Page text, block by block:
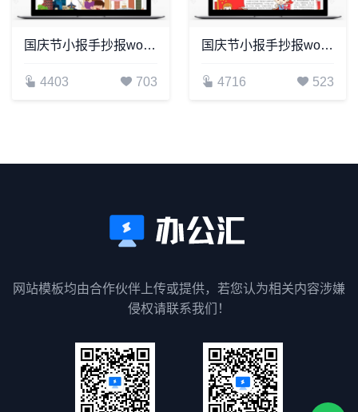
国庆节小报手抄报word模板(20)
4403 703
国庆节小报手抄报word模板(15)
4716 523
网站模板均由合作伙伴上传或提供，若您认为相关内容涉嫌
侵权请联系我们！